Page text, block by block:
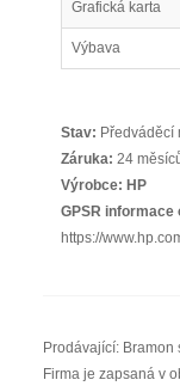
Grafická karta
Výbava
Stav: Předváděcí
Záruka: 24
Výrobce: HP
GPSR informace
https://
Prodávající: Bramon
Firma je zapsaná v